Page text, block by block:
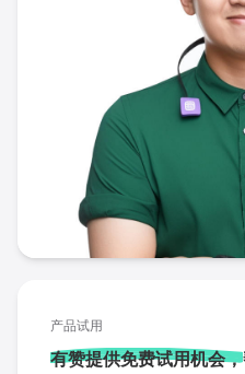
产品试用
有赞提供免费试用机会，